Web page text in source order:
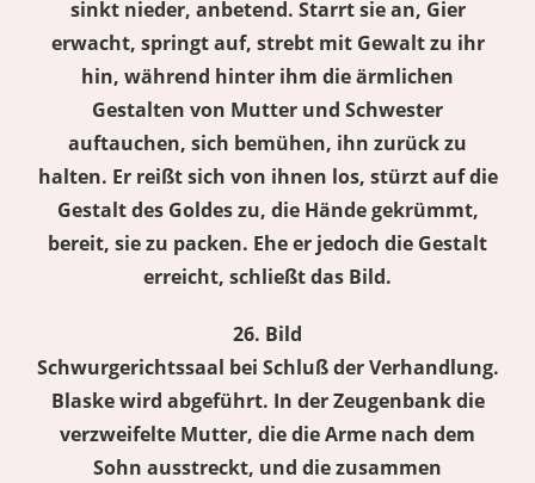
sinkt nieder, anbetend. Starrt sie an, Gier
erwacht, springt auf, strebt mit Gewalt zu ihr
hin, während hinter ihm die ärmlichen
Gestalten von Mutter und Schwester
auftauchen, sich bemühen, ihn zurück zu
halten. Er reißt sich von ihnen los, stürzt auf die
Gestalt des Goldes zu, die Hände gekrümmt,
bereit, sie zu packen. Ehe er jedoch die Gestalt
erreicht, schließt das Bild.
26. Bild
Schwurgerichtssaal bei Schluß der Verhandlung.
Blaske wird abgeführt. In der Zeugenbank die
verzweifelte Mutter, die die Arme nach dem
Sohn ausstreckt, und die zusammen